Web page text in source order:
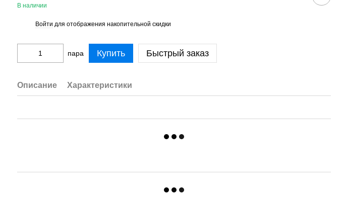
В наличии
Войти для отображения накопительной скидки
пара Купить Быстрый заказ
Описание Характеристики